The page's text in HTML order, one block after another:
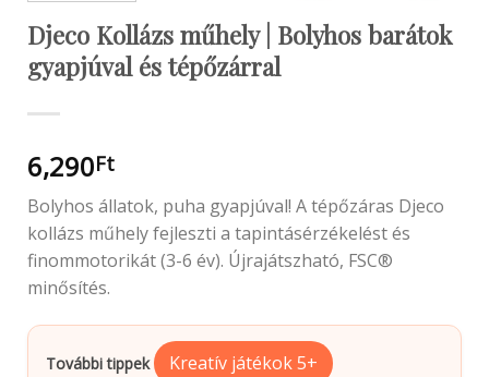
Djeco Kollázs műhely | Bolyhos barátok
gyapjúval és tépőzárral
6,290Ft
Bolyhos állatok, puha gyapjúval! A tépőzáras Djeco
kollázs műhely fejleszti a tapintásérzékelést és
finommotorikát (3-6 év). Újrajátszható, FSC®
minősítés.
További tippek Kreatív játékok 5+